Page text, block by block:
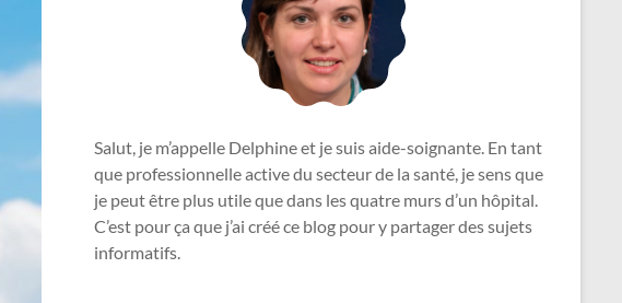
Salut, je m’appelle Delphine et je suis aide-soignante. En tant
que professionnelle active du secteur de la santé, je sens que
je peut être plus utile que dans les quatre murs d’un hôpital.
C’est pour ça que j’ai créé ce blog pour y partager des sujets
informatifs.